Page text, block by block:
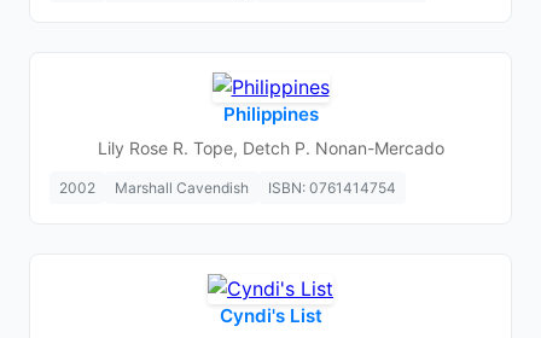
Philippines
Lily Rose R. Tope, Detch P. Nonan-Mercado
2002 Marshall Cavendish ISBN: 0761414754
Cyndi's List